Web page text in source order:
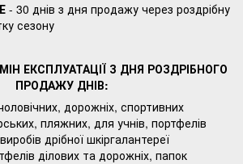
- 30 днів з дня продажу через роздрібну
сезону
ЕКСПЛУАТАЦІЇ З ДНЯ РОЗДРІБНОГО
ПРОДАЖУ ДНІВ:
дорожніх, спортивних
пляжних, для учнів, портфелів
дрібної шкіргалантереї
ділових та дорожніх, папок